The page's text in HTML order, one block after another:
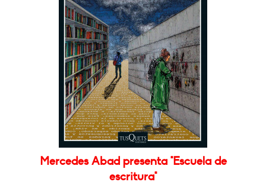
Mercedes Abad presenta "Escuela de
escritura"